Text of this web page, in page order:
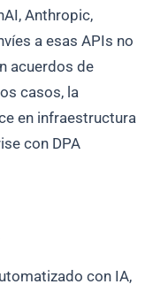
Anthropic,
a esas APIs no
acuerdos de
casos, la
en infraestructura
con DPA
con IA,